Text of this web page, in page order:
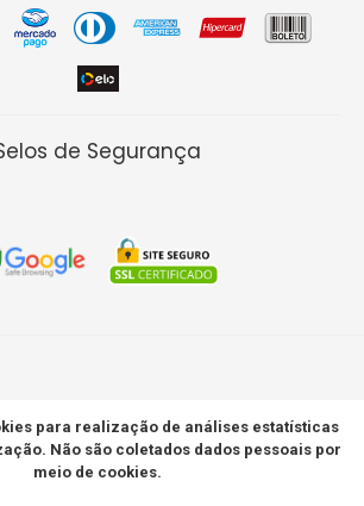
de Segurança
Casa da Irrigação Ltda ME
CNPJ 06.128.260/0001-23
para realização de análises estatísticas
Não são coletados dados pessoais por
meio de cookies.